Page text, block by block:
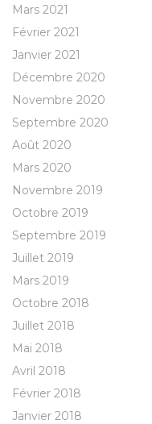
Mars 2021
Février 2021
Janvier 2021
Décembre 2020
Novembre 2020
Septembre 2020
Août 2020
Mars 2020
Novembre 2019
Octobre 2019
Septembre 2019
Juillet 2019
Mars 2019
Octobre 2018
Juillet 2018
Mai 2018
Avril 2018
Février 2018
Janvier 2018